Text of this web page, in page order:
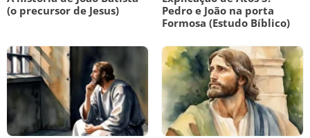
(o precursor de Jesus)
Pedro e João na porta
Formosa (Estudo Bíblico)